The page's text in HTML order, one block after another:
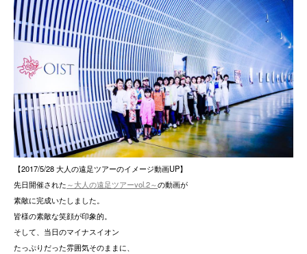
【2017/5/28 大人の遠足ツアーのイメージ動画UP】
先日開催された～大人の遠足ツアーvol.2～の動画が
素敵に完成いたしました。
皆様の素敵な笑顔が印象的。
そして、当日のマイナスイオン
たっぷりだった雰囲気そのままに、